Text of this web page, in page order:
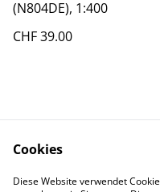
(N804DE), 1:400
CHF 39.00
Contact Us
Cookies
Diese Website verwendet